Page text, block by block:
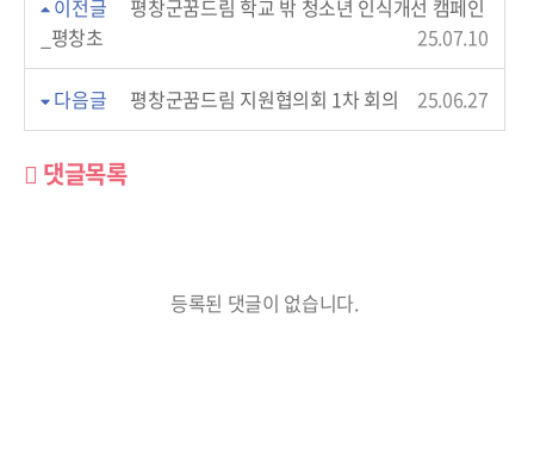
이전글
평창군꿈드림 학교 밖 청소년 인식개선 캠페인
_평창초
25.07.10
다음글 평창군꿈드림 지원협의회 1차 회의 25.06.27
댓글목록
등록된 댓글이 없습니다.